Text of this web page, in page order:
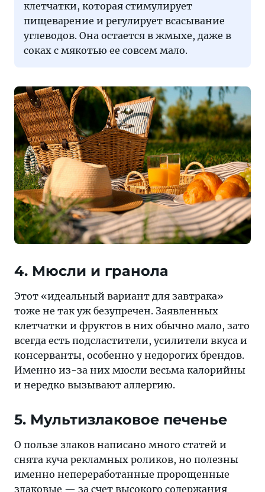
клетчатки, которая стимулирует
пищеварение и регулирует всасывание
углеводов. Она остается в жмыхе, даже в
соках с мякотью ее совсем мало.
4. Мюсли и гранола
Этот «идеальный вариант для завтрака»
тоже не так уж безупречен. Заявленных
клетчатки и фруктов в них обычно мало, зато
всегда есть подсластители, усилители вкуса и
консерванты, особенно у недорогих брендов.
Именно из-за них мюсли весьма калорийны
и нередко вызывают аллергию.
5. Мультизлаковое печенье
О пользе злаков написано много статей и
снята куча рекламных роликов, но полезны
именно непереработанные пророщенные
злаковые — за счет высокого содержания